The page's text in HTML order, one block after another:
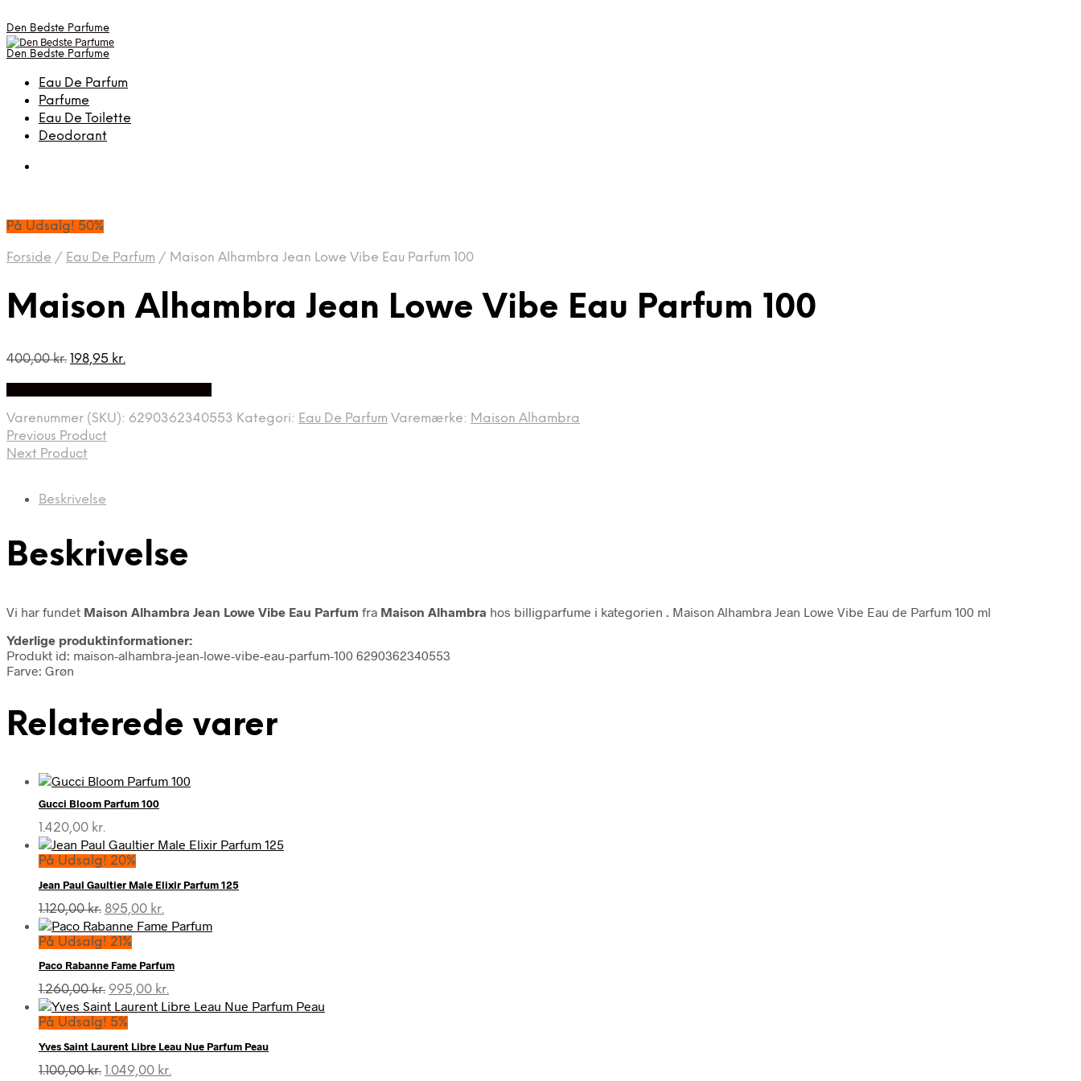
Den Bedste Parfume
Den Bedste Parfume
Eau De Parfum
Parfume
Eau De Toilette
Deodorant
På Udsalg! 50%
Forside / Eau De Parfum / Maison Alhambra Jean Lowe Vibe Eau Parfum 100
Maison Alhambra Jean Lowe Vibe Eau Parfum 100
400,00kr. Den
400,00 kr..
198,95 kr.
198,95 kr..
Varenummer (SKU): 6290362340553 Kategori: Eau De Parfum Varemærke: Maison Alhambra
Previous Product
Next Product
Beskrivelse
Beskrivelse
Vi har fundet Maison Alhambra Jean Lowe Vibe Eau Parfum fra Maison Alhambra hos billigparfume i kategorien
. Maison Alhambra Jean Lowe Vibe Eau de Parfum 100 ml
Yderlige produktinformationer:
Produkt id: maison-alhambra-jean-lowe-vibe-eau-parfum-100 6290362340553
Farve: Grøn
Relaterede varer
Gucci Bloom Parfum 100
1.420,00 kr.
På Udsalg! 20%
Jean Paul Gaultier Male Elixir Parfum 125
1.120,00kr. Den
oprindelige
pris
1.120,00 kr..
895,00 kr.
aktuelle
895,00 kr..
På Udsalg! 21%
Paco Rabanne Fame Parfum
1.260,00kr. Den
oprindelige
pris
1.260,00 kr..
995,00 kr.
aktuelle
995,00 kr..
På Udsalg! 5%
Yves Saint Laurent Libre Leau Nue Parfum Peau
1.100,00kr. Den
1.049,00 kr.